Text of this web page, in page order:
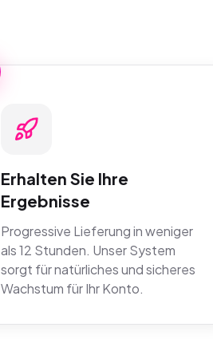
Erhalten Sie Ihre
Ergebnisse
Progressive Lieferung in weniger
als 12 Stunden. Unser System
sorgt für natürliches und sicheres
Wachstum für Ihr Konto.